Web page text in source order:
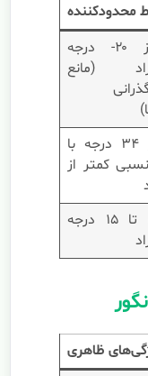
محدودکننده
کمتر از ۲۰- درجه
(مانع
بیش از ۳۴ درجه با
کمتر از
دمای ۵ تا ۱۵ درجه
ظاهری